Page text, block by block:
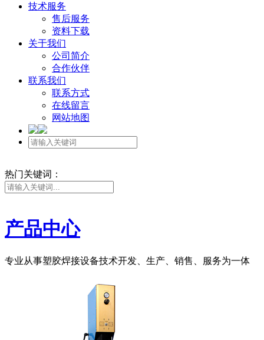
技术服务
售后服务
资料下载
关于我们
公司简介
合作伙伴
联系我们
联系方式
在线留言
网站地图
热门关键词：
产品中心
专业从事塑胶焊接设备技术开发、生产、销售、服务为一体